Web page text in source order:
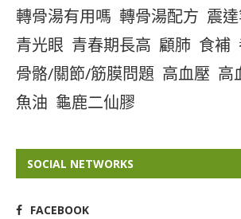
轉骨湯有用嗎 轉骨湯配方 震
青光眼 青春期長高 顧肺 食補
骨骼/關節/筋膜問題 高血壓 高
魚油 龜鹿二仙膠
SOCIAL NETWORKS
FACEBOOK